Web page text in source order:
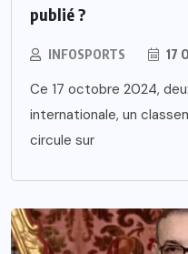
publié ?
INFOSPORTS 17
Ce 17 octobre 2024,
internationale, un
circule sur